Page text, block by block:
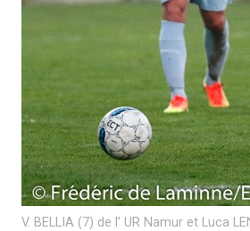
V. BELLIA (7) de l’ UR Namur et Luca